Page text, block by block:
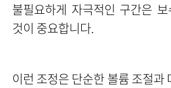
불필요하게 자극적인 구간은
것이 중요합니다.
이런 조정은 단순한 볼륨 조절과